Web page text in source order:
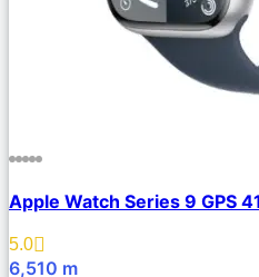
Описание
Избранное
Apple Watch Series 9 GPS
5.0
6,510 m